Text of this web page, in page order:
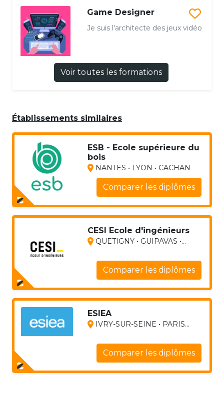
Game Designer
Je suis l'architecte des jeux vidéo
Voir toutes les formations
Établissements similaires
ESB - Ecole supérieure du
bois
NANTES • LYON • CACHAN
Comparer les diplômes
CESI Ecole d'ingénieurs
QUETIGNY • GUIPAVAS •...
Comparer les diplômes
ESIEA
IVRY-SUR-SEINE • PARIS...
Comparer les diplômes